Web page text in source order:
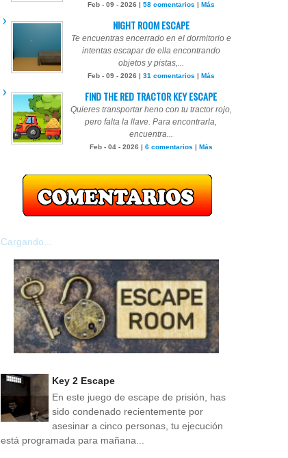
Feb - 09 - 2026 | 58 comentarios | Más
NIGHT ROOM ESCAPE
Te encuentras encerrado en el dormitorio e
intentas escapar de ella encontrando
objetos y pistas,...
Feb - 09 - 2026 | 31 comentarios | Más
FIND THE RED TRACTOR KEY ESCAPE
Quieres transportar heno con tu tractor rojo,
pero falta la llave. Para encontrarla,
encuentra...
Feb - 04 - 2026 | 6 comentarios | Más
Cargando...
Key 2 Escape
En este juego de escape de prisión, has
sido condenado recientemente por
asesinar a cinco personas, tu ejecución
está programada para mañana...